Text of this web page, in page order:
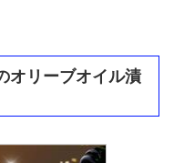
オリーブオイル漬